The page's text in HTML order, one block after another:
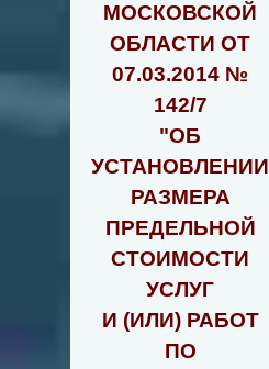
МОСКОВСКОЙ
ОБЛАСТИ ОТ
07.03.2014 №
142/7
"ОБ
УСТАНОВЛЕНИИ
РАЗМЕРА
ПРЕДЕЛЬНОЙ
СТОИМОСТИ
УСЛУГ
И (ИЛИ) РАБОТ
ПО